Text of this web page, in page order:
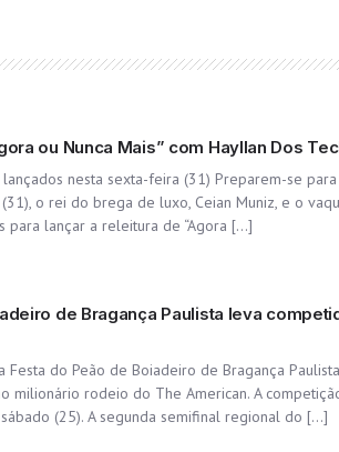
ou Nunca Mais” com Hayllan Dos
nesta sexta-feira (31) Preparem-se
o rei do brega de luxo, Ceian Muniz, e o
para lançar a releitura de “Agora […]
de Bragança Paulista leva
Festa do Peão de Boiadeiro de Bragança
milionário rodeio do The American. A
(25). A segunda semifinal regional do […]
It looks like
Yes, I will turn off